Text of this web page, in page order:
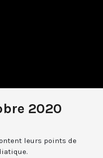
2020
leurs points de